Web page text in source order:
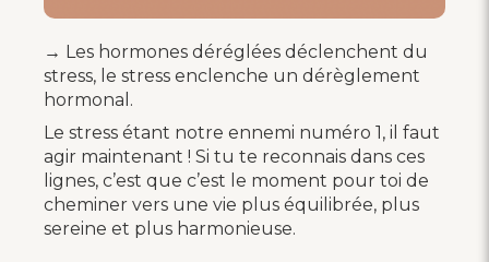
→ Les hormones déréglées déclenchent du
stress, le stress enclenche un dérèglement
hormonal.
Le stress étant notre ennemi numéro 1, il faut
agir maintenant ! Si tu te reconnais dans ces
lignes, c’est que c’est le moment pour toi de
cheminer vers une vie plus équilibrée, plus
sereine et plus harmonieuse.